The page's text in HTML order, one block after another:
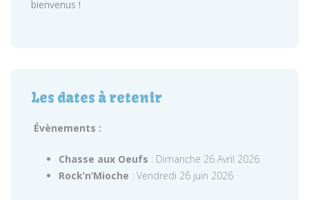
bienvenus !
Les dates à retenir
Évènements :
Chasse aux Oeufs : Dimanche 26 Avril 2026
Rock’n’Mioche : Vendredi 26 juin 2026